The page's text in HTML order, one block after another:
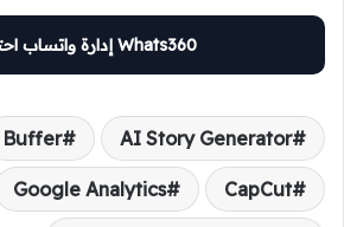
Whats360 إدارة واتساب احترافية
AI Story Generator
Buffer
CapCut
Google Analytics